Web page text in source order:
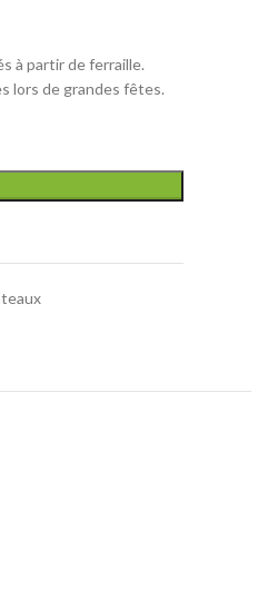
à partir de ferraille.
lors de grandes fêtes.